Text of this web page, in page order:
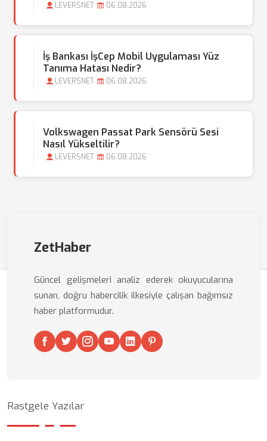
LEVERSNET 06.08.2026
İş Bankası İşCep Mobil Uygulaması Yüz
Tanıma Hatası Nedir?
LEVERSNET 06.08.2026
Volkswagen Passat Park Sensörü Sesi
Nasıl Yükseltilir?
LEVERSNET 06.08.2026
ZetHaber
Güncel gelişmeleri analiz ederek okuyucularına
sunan, doğru habercilik ilkesiyle çalışan bağımsız
haber platformudur.
Rastgele Yazılar